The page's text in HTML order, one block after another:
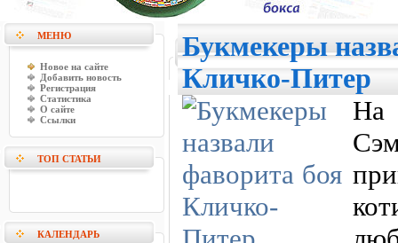
МЕНЮ
Новое на сайте
Добавить новость
Регистрация
Статистика
О сайте
Ссылки
ТОП СТАТЬИ
КАЛЕНДАРЬ
Букмекеры
Кличко-Питер
На